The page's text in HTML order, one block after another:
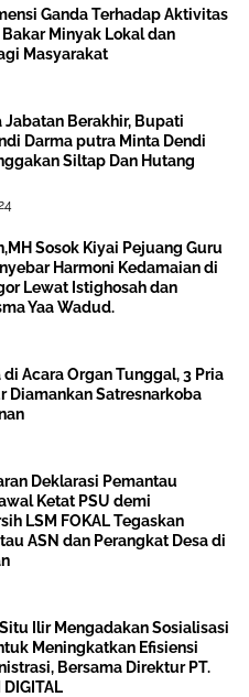
Ganda Terhadap Aktivitas
Minyak Lokal dan
Masyarakat
Jabatan Berakhir, Bupati
Darma putra Minta Dendi
Siltap Dan Hutang
Sosok Kiyai Pejuang Guru
Harmoni Kedamaian di
Lewat Istighosah dan
Yaa Wadud.
Acara Organ Tunggal, 3 Pria
Diamankan Satresnarkoba
Deklarasi Pemantau
Ketat PSU demi
LSM FOKAL Tegaskan
ASN dan Perangkat Desa di
Situ Ilir Mengadakan Sosialisasi
Meningkatkan Efisiensi
Bersama Direktur PT.